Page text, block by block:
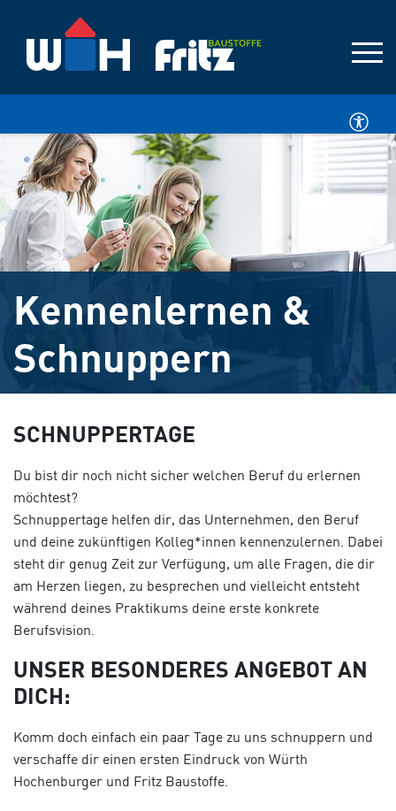
Kennenlernen &
Schnuppern
SCHNUPPERTAGE
Du bist dir noch nicht sicher welchen Beruf du erlernen
möchtest?
Schnuppertage helfen dir, das Unternehmen, den Beruf
und deine zukünftigen Kolleg*innen kennenzulernen. Dabei
steht dir genug Zeit zur Verfügung, um alle Fragen, die dir
am Herzen liegen, zu besprechen und vielleicht entsteht
während deines Praktikums deine erste konkrete
Berufsvision.
UNSER BESONDERES ANGEBOT AN
DICH:
Komm doch einfach ein paar Tage zu uns schnuppern und
verschaffe dir einen ersten Eindruck von Würth
Hochenburger und Fritz Baustoffe.